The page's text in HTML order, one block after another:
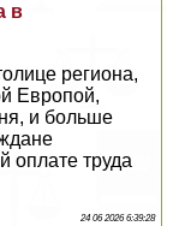
в
региона,
Европой,
и больше
оплате труда
24 06 2026 6:39:28